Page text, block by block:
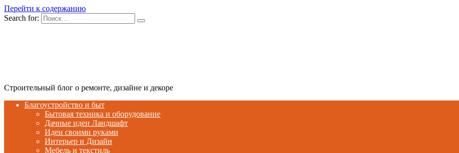
Перейти к содержанию
Search for:
Строительный блог о ремонте, дизайне и декоре
Благоустройство и быт
Бытовая техника и оборудование
Дачные идеи Ландшафт
Идеи своими руками
Интерьер и Дизайн
Мебель и текстиль